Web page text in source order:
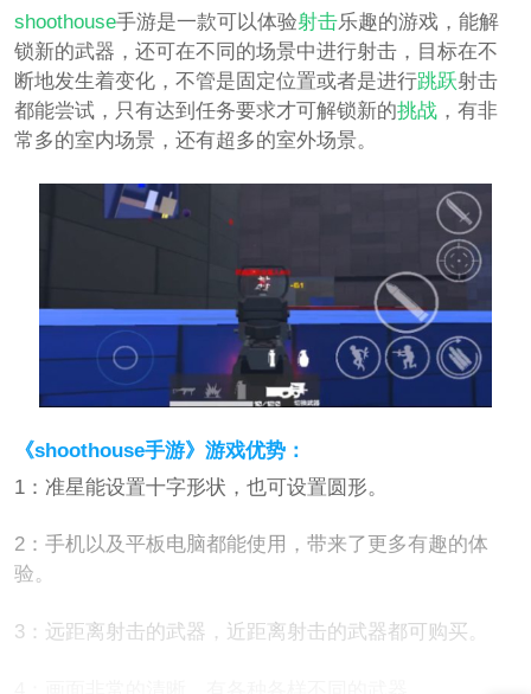
shoothouse手游是一款可以体验射击乐趣的游戏，能解
锁新的武器，还可在不同的场景中进行射击，目标在不
断地发生着变化，不管是固定位置或者是进行跳跃射击
都能尝试，只有达到任务要求才可解锁新的挑战，有非
常多的室内场景，还有超多的室外场景。
《shoothouse手游》游戏优势：
1：准星能设置十字形状，也可设置圆形。
2：手机以及平板电脑都能使用，带来了更多有趣的体
验。
3：远距离射击的武器，近距离射击的武器都可购买。